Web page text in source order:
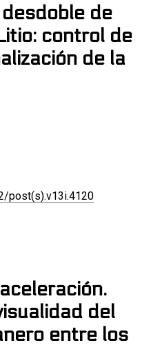
de
control de
de la
post(s).v13i.4120
del
entre los